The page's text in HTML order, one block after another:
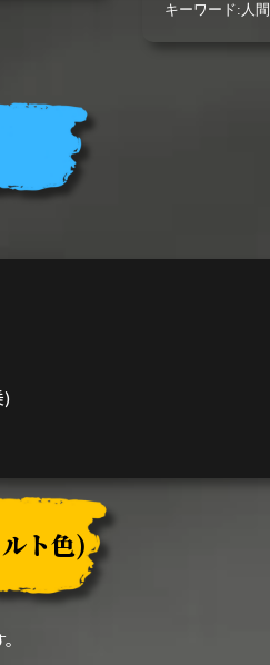
入)】
個
キーワード: 人間
)
ト色)